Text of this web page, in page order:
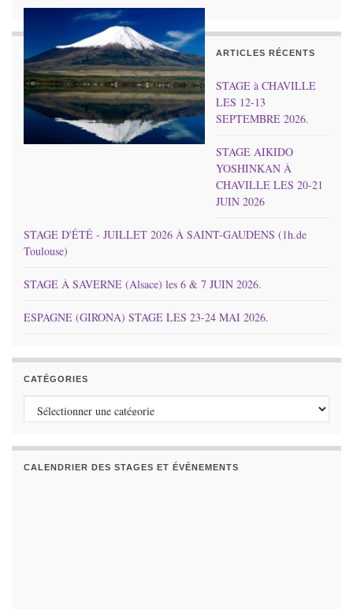
ARTICLES RÉCENTS
STAGE à CHAVILLE
LES 12-13
SEPTEMBRE 2026.
STAGE AIKIDO
YOSHINKAN À
CHAVILLE LES 20-21
JUIN 2026
STAGE D'ÉTÉ - JUILLET 2026 À SAINT-GAUDENS (1h.de
Toulouse)
STAGE À SAVERNE (Alsace) les 6 & 7 JUIN 2026.
ESPAGNE (GIRONA) STAGE LES 23-24 MAI 2026.
CATÉGORIES
Catégories
CALENDRIER DES STAGES ET ÉVÉNEMENTS